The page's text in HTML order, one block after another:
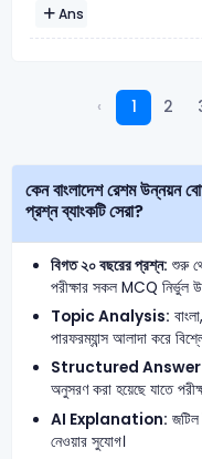
Ans
‹ 1 2
কেন বাংলাদেশ রেশম উন্নয়ন বোর্ড — বিভিন্ন পদ Written
প্রশ্ন ব্যাংকটি সেরা?
বিগত ২০ বছরের প্রশ্ন: শুরু
পরীক্ষার সকল MCQ নির্ভুল
Topic Analysis:
পারফরম্যান্স আলাদা করে
Structured
অনুসরণ করা হয়েছে যাতে
AI Explanation:
নেওয়ার সুযোগ।